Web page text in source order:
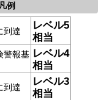
例
到達
レベル5
相当
警報基 レベル4
相当
到達
レベル3
相当